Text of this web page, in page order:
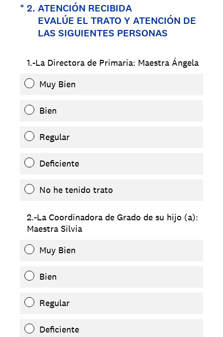
* 2. ATENCIÓN RECIBIDA
EVALÚE EL TRATO Y ATENCIÓN DE
LAS SIGUIENTES PERSONAS
(Obligatorio).
1.-La Directora de Primaria: Maestra Ángela
Muy Bien
Bien
Regular
Deficiente
No he tenido trato
2.-La Coordinadora de Grado de su hijo (a):
Maestra Silvia
Muy Bien
Bien
Regular
Deficiente